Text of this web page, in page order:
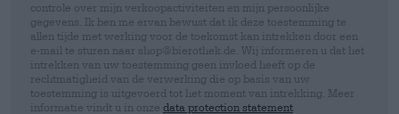
controle over mijn verkoopactiviteiten en mijn persoonlijke
gegevens. Ik ben me ervan bewust dat ik deze toestemming te
allen tijde met werking voor de toekomst kan intrekken door een
e-mail te sturen naar shop@bierothek.de. Wij informeren u dat het
intrekken van uw toestemming geen invloed heeft op de
rechtmatigheid van de verwerking die op basis van uw
toestemming is uitgevoerd tot het moment van intrekking. Meer
informatie vindt u in onze data protection statement